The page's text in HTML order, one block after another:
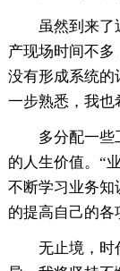
虽然到来了
产现场时间不
没有形成系统的
一步熟悉，我也
多分配一些
的人生价值。“
不断学习业务知
的提高自己的各
无止境，时